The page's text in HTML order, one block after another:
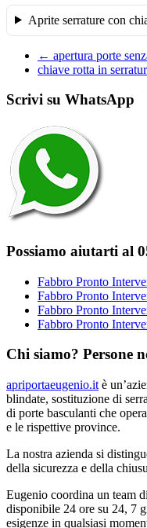
Aprite serrature con
← apertura porte
chiave rotta in
Scrivi su WhatsApp
Possiamo aiutarti al
Fabbro Pronto
Fabbro Pronto
Fabbro Pronto
Fabbro Pronto
Chi siamo? Persone
apriportaeugenio.it è
blindate, sostituzione di
di porte basculanti che
e le rispettive province.
La nostra azienda si
della sicurezza e della
Eugenio coordina un team
disponibile 24 ore su 24, 7
esigenze in qualsiasi